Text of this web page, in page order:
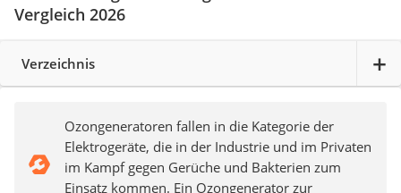
Vergleich 2026
Verzeichnis
Ozongeneratoren fallen in die Kategorie der
Elektrogeräte, die in der Industrie und im Privaten
im Kampf gegen Gerüche und Bakterien zum
Einsatz kommen. Ein Ozongenerator zur